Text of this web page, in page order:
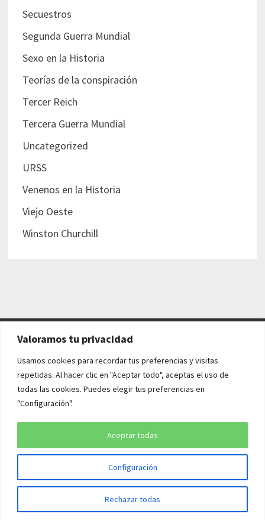
Valoramos tu privacidad
Usamos cookies para recordar tus preferencias y visitas
repetidas. Al hacer clic en "Aceptar todo", aceptas el uso de
todas las cookies. Puedes elegir tus preferencias en
"Configuración".
Configuración
Rechazar todas
Aceptar todas
Secuestros
Segunda Guerra Mundial
Sexo en la Historia
Teorías de la conspiración
Tercer Reich
Tercera Guerra Mundial
Uncategorized
URSS
Venenos en la Historia
Viejo Oeste
Winston Churchill
AVISO LEGAL Y POLÍTICAS
Aviso legal
Política de cookies
Copyright © 2026¡QUÉ HISTORIA!. Funciona conWordPressy